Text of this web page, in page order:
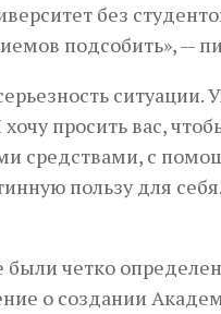
без
подсобить», —
ситуации.
хочу просить вас,
средствами, с
пользу для
четко
о создании